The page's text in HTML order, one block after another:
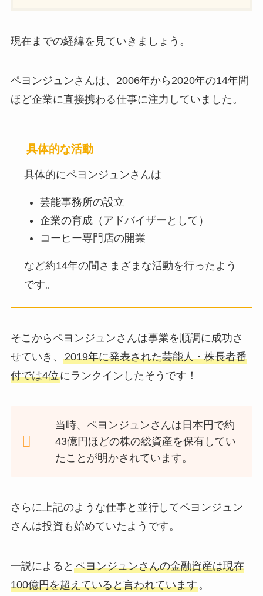
現在までの経緯を見ていきましょう。
ペヨンジュンさんは、2006年から2020年の14年間
ほど企業に直接携わる仕事に注力していました。
具体的な活動
具体的にペヨンジュンさんは
芸能事務所の設立
企業の育成（アドバイザーとして）
コーヒー専門店の開業
など約14年の間さまざまな活動を行ったよう
です。
そこからペヨンジュンさんは事業を順調に成功さ
せていき、 2019年に発表された芸能人・株長者番
付では4位にランクインしたそうです！
当時、ペヨンジュンさんは日本円で約
43億円ほどの株の総資産を保有してい
たことが明かされています。
さらに上記のような仕事と並行してペヨンジュン
さんは投資も始めていたようです。
一説によると ペヨンジュンさんの金融資産は現在
100億円を超えていると言われています。